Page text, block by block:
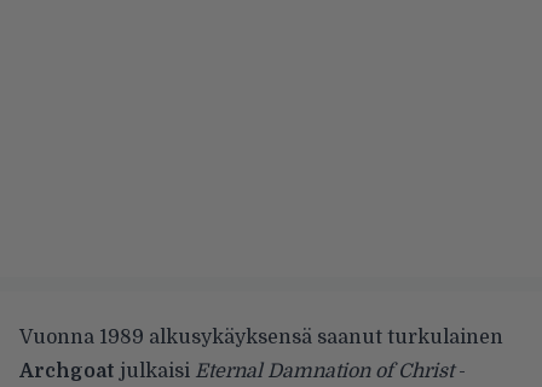
Vuonna 1989 alkusykäyksensä saanut turkulainen
Archgoat julkaisi Eternal Damnation of Christ-